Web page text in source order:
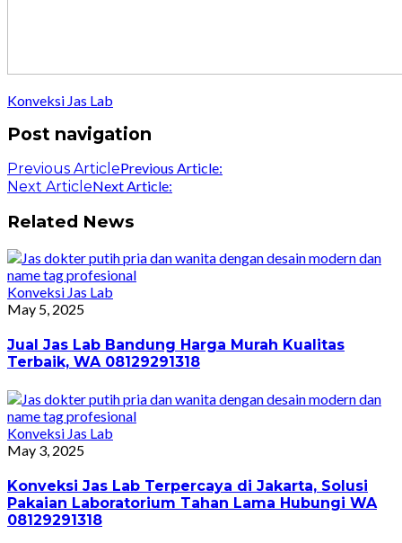
Konveksi Jas Lab
Post navigation
Previous ArticlePrevious Article:
Next ArticleNext Article:
Related News
Konveksi Jas Lab
May 5, 2025
Jual Jas Lab Bandung Harga Murah Kualitas
Terbaik, WA 08129291318
Konveksi Jas Lab
May 3, 2025
Konveksi Jas Lab Terpercaya di Jakarta, Solusi
Pakaian Laboratorium Tahan Lama Hubungi WA
08129291318